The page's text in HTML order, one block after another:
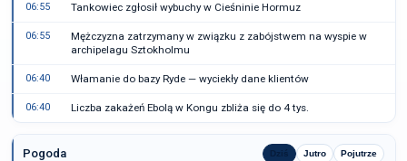
06:55 Tankowiec zgłosił wybuchy w Cieśninie Hormuz
06:55
Mężczyzna zatrzymany w związku z zabójstwem na wyspie w
archipelagu Sztokholmu
06:40 Włamanie do bazy Ryde — wyciekły dane klientów
06:40 Liczba zakażeń Ebolą w Kongu zbliża się do 4 tys.
Pogoda Dziś Jutro Pojutrze